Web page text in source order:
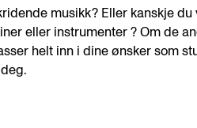
musikk? Eller kanskje du
eller instrumenter ? Om de
helt inn i dine ønsker som